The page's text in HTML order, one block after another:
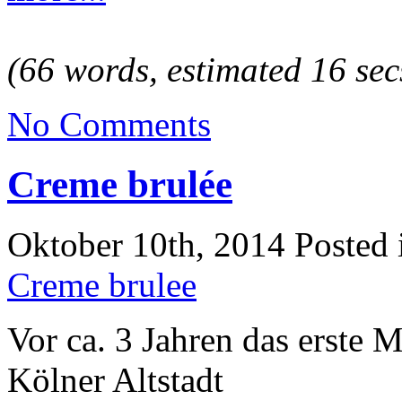
(66 words, estimated 16
No Comments
Creme brulée
Oktober 10th, 2014
Creme brulee
Vor ca. 3 Jahren das erste
Kölner Altstadt